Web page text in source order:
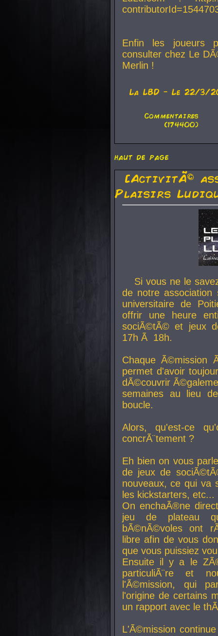
Enfin les joueurs
consulter chez Le
Merlin !
La LBD - Le 22/3/
Commentaires
(174400)
haut de page
[ActivitÃ©
Plaisirs
Si vous ne le
de notre
universitaire de
offrir une heure
sociÃ©tÃ© et jeux
17h Ã 18h.
Chaque Ã©mission
permet d'avoir
dÃ©couvrir
semaines au lieu
boucle.
Alors, qu'est-ce
concrÃ¨tement ?
Eh bien on vous
de jeux de
nouveaux, ce qui va
les kickstarters, etc...
On enchaÃ®ne
jeu de plateau
bÃ©nÃ©voles ont
libre afin de vous
que vous puissiez
Ensuite il y a le
particuliÃ¨re et
l'Ã©mission, qui
l'origine de certains
un rapport avec le
L'Ã©mission